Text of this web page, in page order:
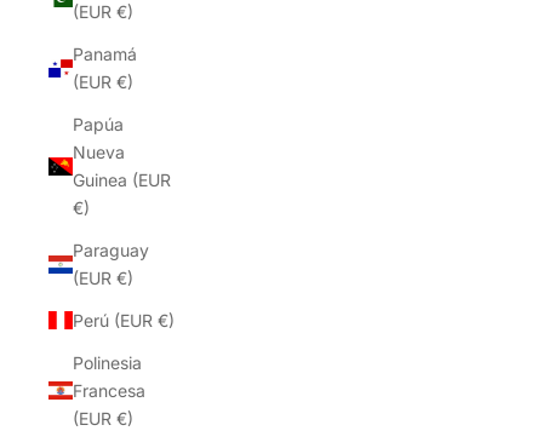
(EUR €)
Panamá
(EUR €)
Papúa
Nueva
Guinea (EUR
€)
Paraguay
(EUR €)
Perú (EUR €)
Polinesia
Francesa
(EUR €)